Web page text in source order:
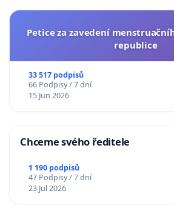
Petice za zavedení
republice
33 517 podpisů
66 Podpisy / 7 dní
15 Jun 2026
Chceme svého ředitele
1 190 podpisů
47 Podpisy / 7 dní
23 Jul 2026